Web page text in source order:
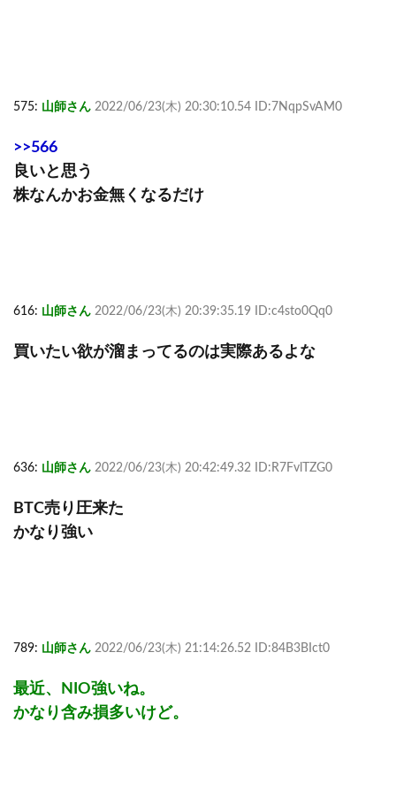
575: 山師さん 2022/06/23(木) 20:30:10.54 ID:7NqpSvAM0
>>566
良いと思う
株なんかお金無くなるだけ
616: 山師さん 2022/06/23(木) 20:39:35.19 ID:c4sto0Qq0
買いたい欲が溜まってるのは実際あるよな
636: 山師さん 2022/06/23(木) 20:42:49.32 ID:R7FvlTZG0
BTC売り圧来た
かなり強い
789: 山師さん 2022/06/23(木) 21:14:26.52 ID:84B3BIct0
最近、NIO強いね。
かなり含み損多いけど。